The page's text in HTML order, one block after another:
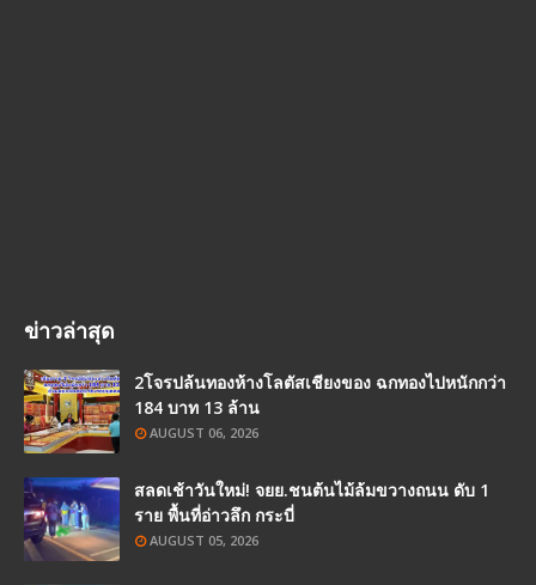
ข่าวล่าสุด
2โจรปล้นทองห้างโลตัสเชียงของ ฉกทองไปหนักกว่า
184 บาท 13 ล้าน
AUGUST 06, 2026
สลดเช้าวันใหม่! จยย.ชนต้นไม้ล้มขวางถนน ดับ 1
ราย พื้นที่อ่าวลึก กระบี่
AUGUST 05, 2026